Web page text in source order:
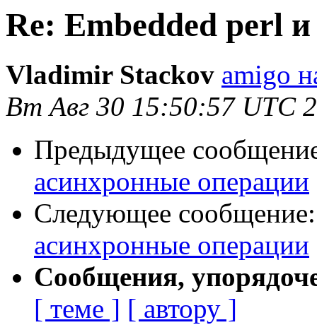
Re: Embedded perl
Vladimir Stackov amigo
Вт Авг 30 15:50:57 UTC
Предыдущее
асинхронные операции
Следующее
асинхронные операции
Сообщения,
[ теме ] [ автору ]